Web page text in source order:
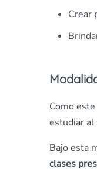
Crear
Como
estudiar al
Bajo esta
clases